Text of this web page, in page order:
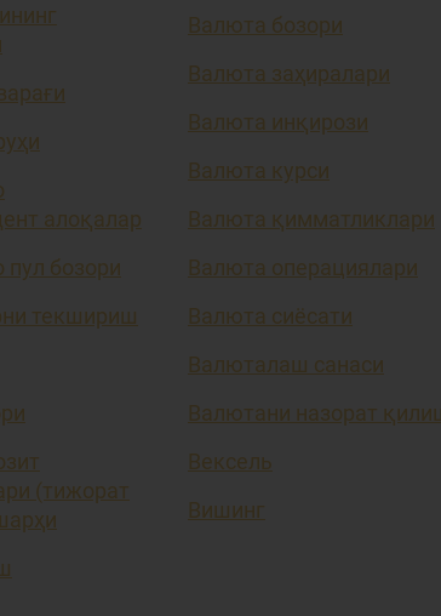
алоқалар
пул бозори
текшириш
(тижорат
Валюта бозори
Валюта заҳиралари
Валюта инқирози
Валюта курси
Валюта қимматликлари
Валюта операциялари
Валюта сиёсати
Валюталаш санаси
Валютани назорат
Вексель
Вишинг